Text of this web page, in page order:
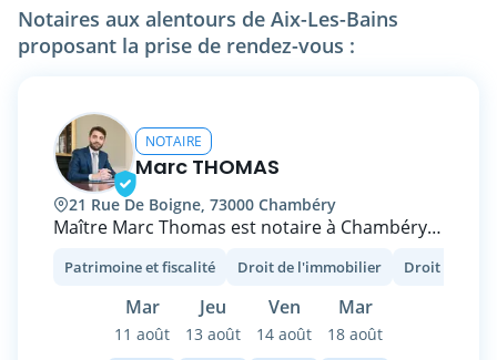
immobilier. Mon parcours m'a appris que
derrière chaque dossier se cache des enjeux
à prendre les meilleurs décisions, en toute
sérénité.
Notaires aux alentours de Aix-Les-Bains
proposant la prise de rendez-vous :
NOTAIRE
Marc THOMAS
21 Rue De Boigne, 73000 Chambéry
Maître Marc Thomas est notaire à Chambéry,
Boigne.
Il conseille particuliers et familles dans leurs
projets immobiliers, successions, donations et
Patrimoine et fiscalité Droit de l'immobilier Droit de
Mar Jeu Ven Mar
11 août 13 août 14 août 18 août